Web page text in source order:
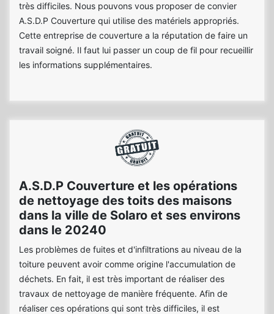
très difficiles. Nous pouvons vous proposer de convier
A.S.D.P Couverture qui utilise des matériels appropriés.
Cette entreprise de couverture a la réputation de faire un
travail soigné. Il faut lui passer un coup de fil pour recueillir
les informations supplémentaires.
A.S.D.P Couverture et les opérations
de nettoyage des toits des maisons
dans la ville de Solaro et ses environs
dans le 20240
Les problèmes de fuites et d'infiltrations au niveau de la
toiture peuvent avoir comme origine l'accumulation de
déchets. En fait, il est très important de réaliser des
travaux de nettoyage de manière fréquente. Afin de
réaliser ces opérations qui sont très difficiles, il est